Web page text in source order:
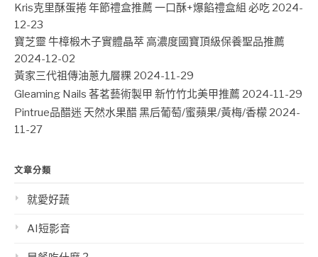
Kris克里酥蛋捲 年節禮盒推薦 一口酥+爆餡禮盒組 必吃 2024-
12-23
寶芝靈 牛樟椴木子實體晶萃 高濃度國寶頂級保養聖品推薦
2024-12-02
黃家三代祖傳油蔥九層粿 2024-11-29
Gleaming Nails 茖茗藝術製甲 新竹竹北美甲推薦 2024-11-29
Pintrue品醋迷 天然水果醋 黑后葡萄/蜜蘋果/黃梅/香檬 2024-
11-27
文章分類
就愛好蔬
AI短影音